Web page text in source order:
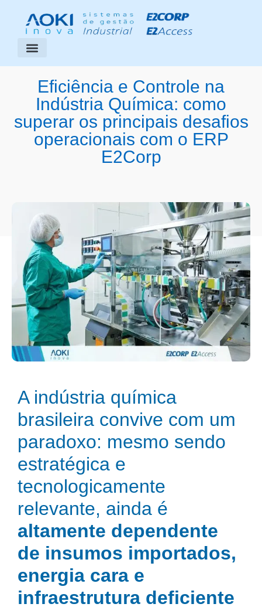
Eficiência e Controle na
Indústria Química: como
superar os principais desafios
operacionais com o ERP
E2Corp
A indústria química
brasileira convive com um
paradoxo: mesmo sendo
estratégica e
tecnologicamente
relevante, ainda é
altamente dependente
de insumos importados,
energia cara e
infraestrutura deficiente